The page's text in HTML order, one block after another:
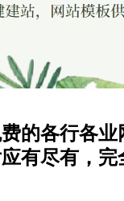
的各行各业
有尽有，